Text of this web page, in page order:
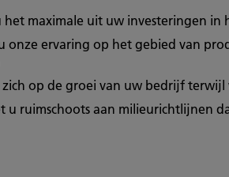
het maximale uit uw investeringen in
onze ervaring op het gebied van
zich op de groei van uw bedrijf
u ruimschoots aan milieurichtlijnen